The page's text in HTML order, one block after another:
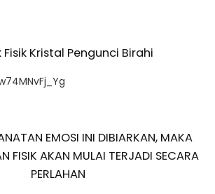
Fisik Kristal Pengunci Birahi
EMOSI INI DIBIARKAN, MAKA
FISIK AKAN MULAI TERJADI SECARA
PERLAHAN